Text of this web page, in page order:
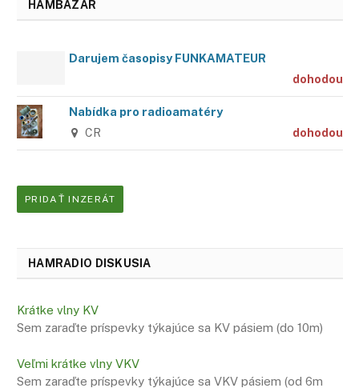
HAMBAZÁR
Darujem časopisy FUNKAMATEUR
dohodou
Nabídka pro radioamatéry
CR dohodou
PRIDAŤ INZERÁT
HAMRADIO DISKUSIA
Krátke vlny KV
Sem zaraďte príspevky týkajúce sa KV pásiem (do 10m)
Veľmi krátke vlny VKV
Sem zaraďte príspevky týkajúce sa VKV pásiem (od 6m